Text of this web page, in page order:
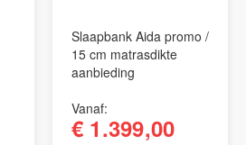
Slaapbank Aida promo /
15 cm matrasdikte
aanbieding
Vanaf
€ 1.399,00